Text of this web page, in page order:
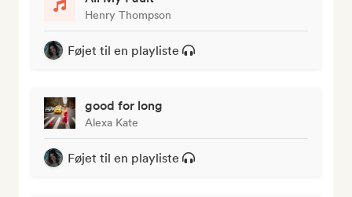
Henry Thompson
Føjet til en playliste
good for long
Alexa Kate
Føjet til en playliste